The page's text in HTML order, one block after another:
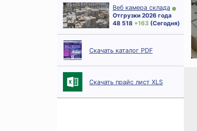
Веб камера склада
Отгрузки 2026 года
48 518 + 163 (Сегодня)
Скачать каталог PDF
Скачать прайс лист XLS